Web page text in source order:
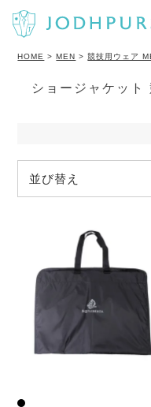
HOME MEN 競技用ウェア
ショージャケット
並び替え